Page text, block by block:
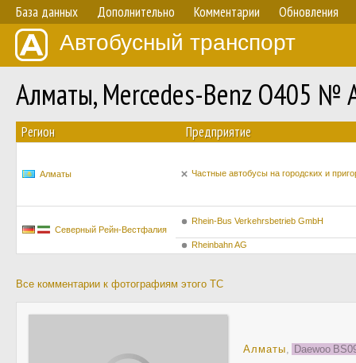
База данных Дополнительно Комментарии Обновления
Автобусный транспорт
Алматы, Mercedes-Benz O405 №
Регион Предприятие
Алматы Частные автобусы на городских и
Северный Рейн-Вестфалия
Rhein-Bus Verkehrsbetrieb GmbH
Rheinbahn AG
Все комментарии к фотографиям этого ТС
Алматы, Daewoo